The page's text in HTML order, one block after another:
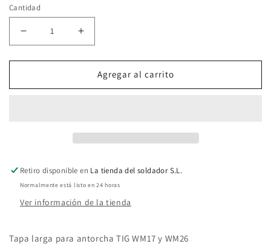
Cantidad
cantidad
uds)
cantidad
para
TIG
uds)
Agregar al carrito
Retiro disponible en La tienda del soldador S.L.
Normalmente está listo en 24 horas
Ver información de la tienda
Tapa larga para antorcha TIG WM17 y WM26